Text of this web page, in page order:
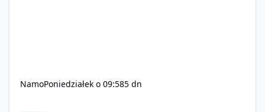
NamoPoniedziałek o 09:585 dn